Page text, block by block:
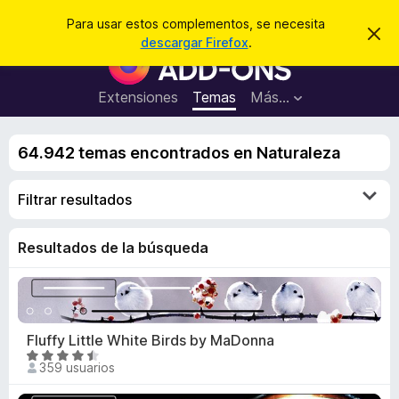
Para usar estos complementos, se necesita
descargar Firefox.
I
r
a
v
B
u
s
c
d
e
o
m
l
m
Extensiones Temas Más...
Iniciar sesión
s
64.942 temas encontrados en Naturaleza
Filtrar resultados
Resultados de la búsqueda
Fluffy Little White Birds by MaDonna
S
e
v
359 usuarios